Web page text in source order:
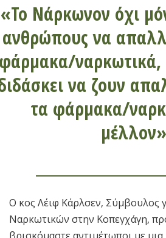
«Το Νάρκωνον όχι
ανθρώπους να
ναρκωτικά,
να ζουν
τα φάρμακα/
Ο κος Λέιφ Κάρλσεν, Σύμβουλος
Ναρκωτικών στην Κοπεγχάγη,